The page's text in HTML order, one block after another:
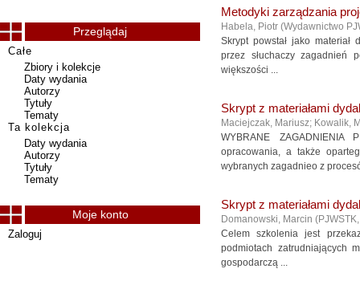
Metodyki zarządzania
Habela, Piotr (Wydawnictwo
Skrypt powstał jako materiał
przez słuchaczy zagadnień
większości ...
Skrypt z materiałami
Maciejczak, Mariusz; Kowalik,
WYBRANE ZAGADNIENIA
opracowania, a także
wybranych zagadnieo z
Skrypt z materiałami
Domanowski, Marcin (PJWSTK
Celem szkolenia jest
podmiotach zatrudniających
gospodarczą ...
Przeglądaj
Całe
Zbiory i kolekcje
Daty wydania
Autorzy
Tytuły
Tematy
Ta kolekcja
Daty wydania
Autorzy
Tytuły
Tematy
Moje konto
Zaloguj